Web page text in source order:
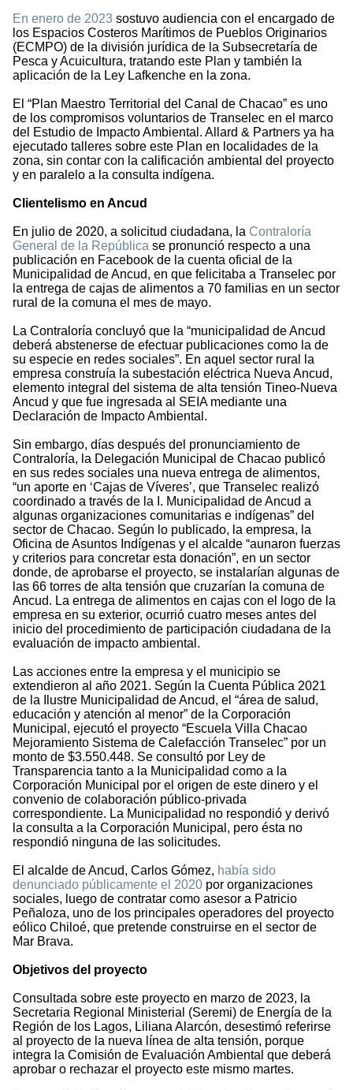
En enero de 2023 sostuvo audiencia con el encargado de
los Espacios Costeros Marítimos de Pueblos Originarios
(ECMPO) de la división jurídica de la Subsecretaría de
Pesca y Acuicultura, tratando este Plan y también la
aplicación de la Ley Lafkenche en la zona.
El “Plan Maestro Territorial del Canal de Chacao” es uno
de los compromisos voluntarios de Transelec en el marco
del Estudio de Impacto Ambiental. Allard & Partners ya ha
ejecutado talleres sobre este Plan en localidades de la
zona, sin contar con la calificación ambiental del proyecto
y en paralelo a la consulta indígena.
Clientelismo en Ancud
En julio de 2020, a solicitud ciudadana, la Contraloría
General de la República se pronunció respecto a una
publicación en Facebook de la cuenta oficial de la
Municipalidad de Ancud, en que felicitaba a Transelec por
la entrega de cajas de alimentos a 70 familias en un sector
rural de la comuna el mes de mayo.
La Contraloría concluyó que la “municipalidad de Ancud
deberá abstenerse de efectuar publicaciones como la de
su especie en redes sociales”. En aquel sector rural la
empresa construía la subestación eléctrica Nueva Ancud,
elemento integral del sistema de alta tensión Tineo-Nueva
Ancud y que fue ingresada al SEIA mediante una
Declaración de Impacto Ambiental.
Sin embargo, días después del pronunciamiento de
Contraloría, la Delegación Municipal de Chacao publicó
en sus redes sociales una nueva entrega de alimentos,
“un aporte en ‘Cajas de Víveres’, que Transelec realizó
coordinado a través de la I. Municipalidad de Ancud a
algunas organizaciones comunitarias e indígenas” del
sector de Chacao. Según lo publicado, la empresa, la
Oficina de Asuntos Indígenas y el alcalde “aunaron fuerzas
y criterios para concretar esta donación”, en un sector
donde, de aprobarse el proyecto, se instalarían algunas de
las 66 torres de alta tensión que cruzarían la comuna de
Ancud. La entrega de alimentos en cajas con el logo de la
empresa en su exterior, ocurrió cuatro meses antes del
inicio del procedimiento de participación ciudadana de la
evaluación de impacto ambiental.
Las acciones entre la empresa y el municipio se
extendieron al año 2021. Según la Cuenta Pública 2021
de la Ilustre Municipalidad de Ancud, el “área de salud,
educación y atención al menor” de la Corporación
Municipal, ejecutó el proyecto “Escuela Villa Chacao
Mejoramiento Sistema de Calefacción Transelec” por un
monto de $3.550.448. Se consultó por Ley de
Transparencia tanto a la Municipalidad como a la
Corporación Municipal por el origen de este dinero y el
convenio de colaboración público-privada
correspondiente. La Municipalidad no respondió y derivó
la consulta a la Corporación Municipal, pero ésta no
respondió ninguna de las solicitudes.
El alcalde de Ancud, Carlos Gómez, había sido
denunciado públicamente el 2020 por organizaciones
sociales, luego de contratar como asesor a Patricio
Peñaloza, uno de los principales operadores del proyecto
eólico Chiloé, que pretende construirse en el sector de
Mar Brava.
Objetivos del proyecto
Consultada sobre este proyecto en marzo de 2023, la
Secretaria Regional Ministerial (Seremi) de Energía de la
Región de los Lagos, Liliana Alarcón, desestimó referirse
al proyecto de la nueva línea de alta tensión, porque
integra la Comisión de Evaluación Ambiental que deberá
aprobar o rechazar el proyecto este mismo martes.